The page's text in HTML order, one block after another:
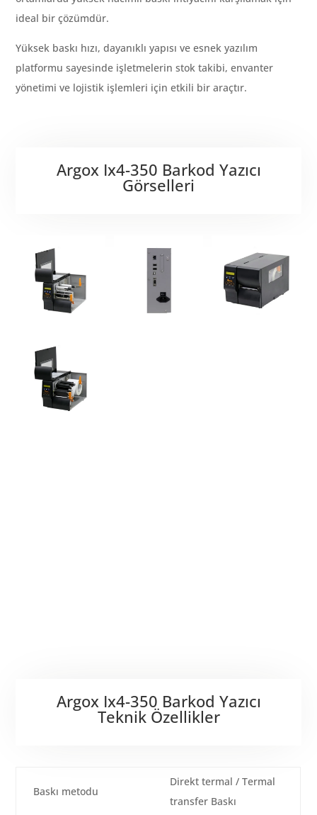
ideal bir çözümdür.
Yüksek baskı hızı, dayanıklı yapısı ve esnek yazılım
platformu sayesinde işletmelerin stok takibi, envanter
yönetimi ve lojistik işlemleri için etkili bir araçtır.
Argox Ix4-350 Barkod Yazıcı
Görselleri
Argox Ix4-350 Barkod Yazıcı
Teknik Özellikler
Baskı metodu
Direkt termal / Termal
transfer Baskı